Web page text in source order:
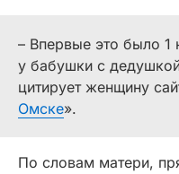
– Впервые это было
у бабушки с
цитирует женщину
Омске».
По словам матери,